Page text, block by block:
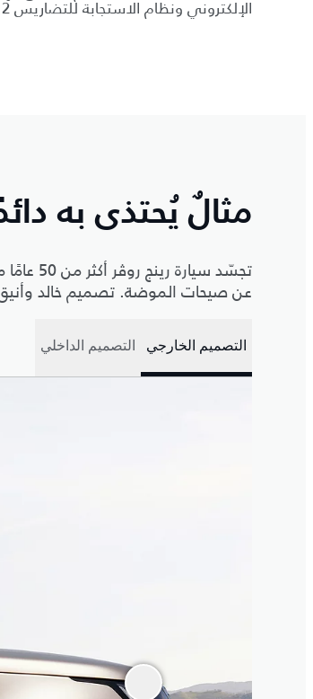
الإلكتروني ونظام الاستجابة للتضاريس 2.
مثالٌ يُحتذى به
تجسّد
عن صيحات الموضة. تصميم خالد وأنيق
التصميم الخارجي التصميم الداخلي